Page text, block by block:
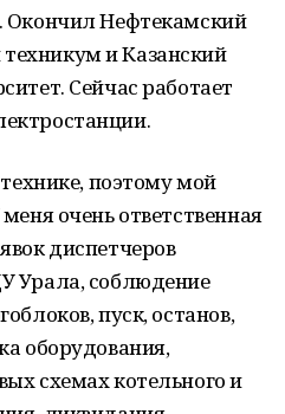
Окончил Нефтекамский
и Казанский
Сейчас работает
поэтому мой
очень ответственная
диспетчеров
Урала, соблюдение
пуск, останов,
оборудования,
схемах котельного и